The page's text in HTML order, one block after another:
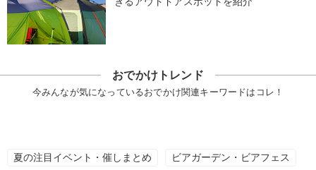
おでかけトレンド
今みんなが気になっているおでかけ関連キーワードはコレ！
夏の注目イベント・催しまとめ ビアガーデン・ビアフェス